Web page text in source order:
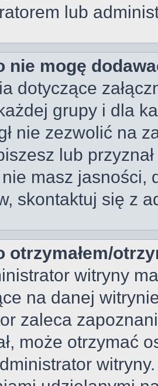
lub
nie mogę
dotyczące
grupy i dla
nie zezwolić na
lub
masz jasności,
skontaktuj się z
otrzymałem/
witryny
na danej
zaleca
może otrzymać